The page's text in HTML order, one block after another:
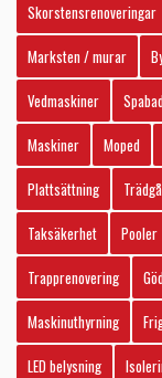
Skorstensrenoveringar
Marksten / murar
Vedmaskiner
Spabad
Maskiner
Moped
Plattsättning
Taksäkerhet
Pooler
Trapprenovering
Maskinuthyrning
LED belysning